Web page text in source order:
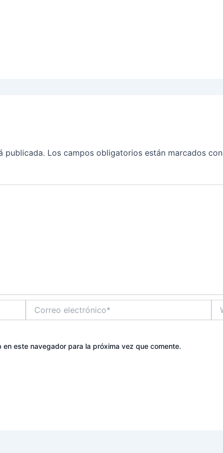
publicada. Los campos obligatorios están marcados con
electrónico*
este navegador para la próxima vez que comente.